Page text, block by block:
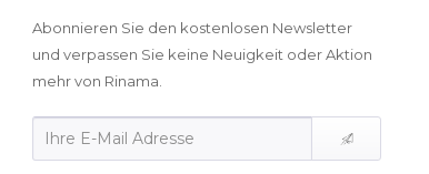
Abonnieren Sie den kostenlosen Newsletter
und verpassen Sie keine Neuigkeit oder Aktion
mehr von Rinama.